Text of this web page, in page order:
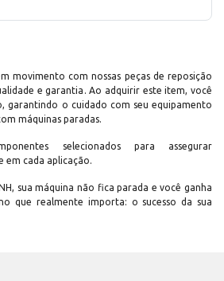
movimento com nossas peças de reposição
e garantia. Ao adquirir este item, você
garantindo o cuidado com seu equipamento
máquinas paradas.
selecionados para assegurar
em cada aplicação.
sua máquina não fica parada e você ganha
que realmente importa: o sucesso da sua